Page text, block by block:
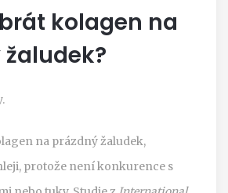
kolagen na
na prázdný žaludek,
protože není konkurence s